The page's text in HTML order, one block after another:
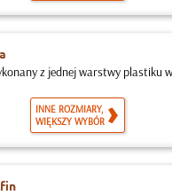
z jednej warstwy plastiku
INNE ROZMIARY,
WIĘKSZY WYBÓR